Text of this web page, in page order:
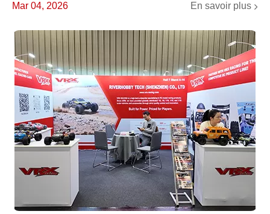
Mar 04, 2026 En savoir plus